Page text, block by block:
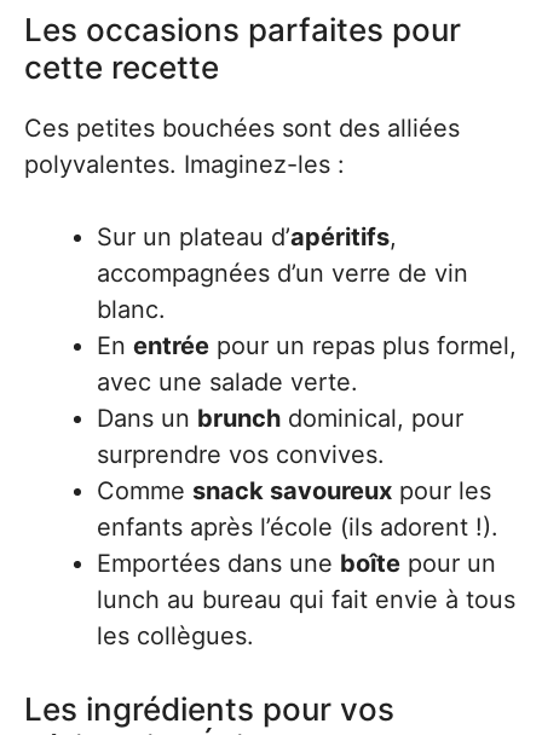
Les occasions parfaites pour
cette recette
Ces petites bouchées sont des alliées
polyvalentes. Imaginez-les :
Sur un plateau d’apéritifs,
accompagnées d’un verre de vin
blanc.
En entrée pour un repas plus formel,
avec une salade verte.
Dans un brunch dominical, pour
surprendre vos convives.
Comme snack savoureux pour les
enfants après l’école (ils adorent !).
Emportées dans une boîte pour un
lunch au bureau qui fait envie à tous
les collègues.
Les ingrédients pour vos